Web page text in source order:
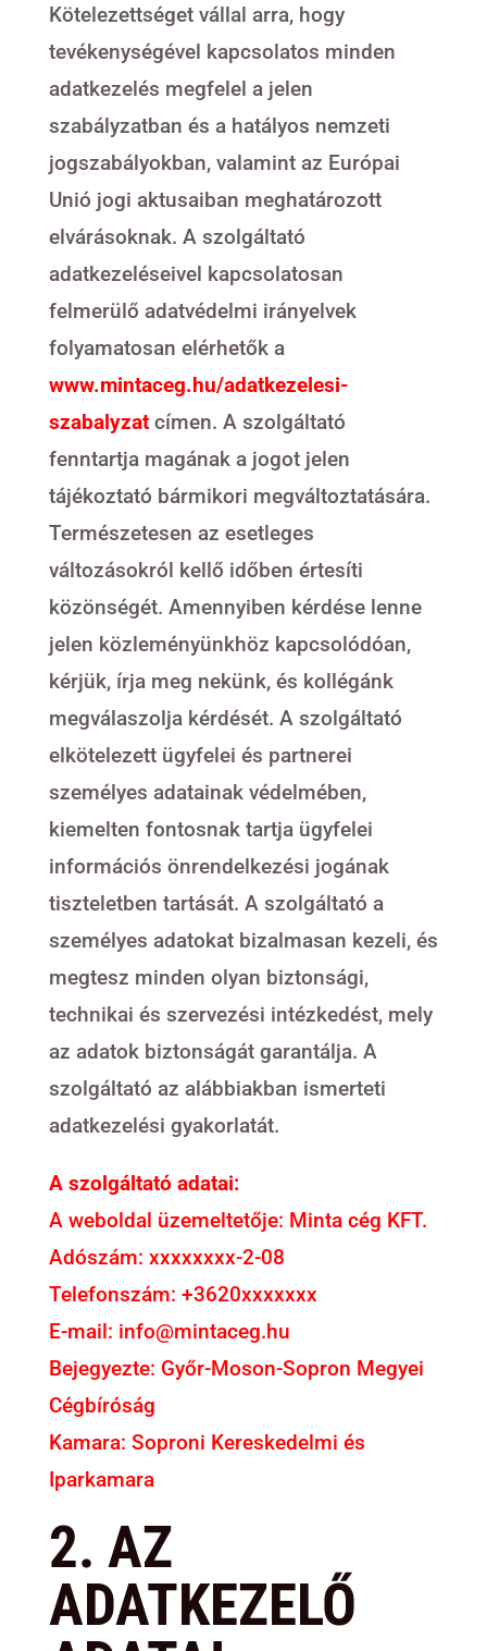
Kötelezettséget vállal arra, hogy
tevékenységével kapcsolatos minden
adatkezelés megfelel a jelen
szabályzatban és a hatályos nemzeti
jogszabályokban, valamint az Európai
Unió jogi aktusaiban meghatározott
elvárásoknak. A szolgáltató
adatkezeléseivel kapcsolatosan
felmerülő adatvédelmi irányelvek
folyamatosan elérhetők a
www.mintaceg.hu/adatkezelesi-
szabalyzatcímen. A szolgáltató
fenntartja magának a jogot jelen
tájékoztató bármikori megváltoztatására.
Természetesen az esetleges
változásokról kellő időben értesíti
közönségét. Amennyiben kérdése lenne
jelen közleményünkhöz kapcsolódóan,
kérjük, írja meg nekünk, és kollégánk
megválaszolja kérdését. A szolgáltató
elkötelezett ügyfelei és partnerei
személyes adatainak védelmében,
kiemelten fontosnak tartja ügyfelei
információs önrendelkezési jogának
tiszteletben tartását. A szolgáltató a
személyes adatokat bizalmasan kezeli, és
megtesz minden olyan biztonsági,
technikai és szervezési intézkedést, mely
az adatok biztonságát garantálja. A
szolgáltató az alábbiakban ismerteti
adatkezelési gyakorlatát.
A szolgáltató adatai:
A weboldal üzemeltetője: Minta cég KFT.
Adószám: xxxxxxxx-2-08
Telefonszám: +3620xxxxxxx
E-mail: info@mintaceg.hu
Bejegyezte: Győr-Moson-Sopron Megyei
Cégbíróság
Kamara: Soproni Kereskedelmi és
Iparkamara
2. AZ
ADATKEZELŐ